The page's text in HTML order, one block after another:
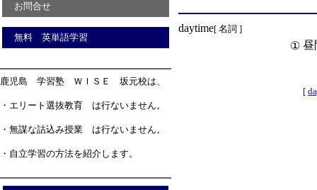
お問合せ
無料 英単語学習
鹿児島 学習塾 ＷＩＳＥ 坂元校は、
・エリート選抜教育 は行ないません。
・無謀な詰込み授業 は行ないません。
・自立学習の方法を紹介します。
daytime[ 名詞 ]
① 昼
[